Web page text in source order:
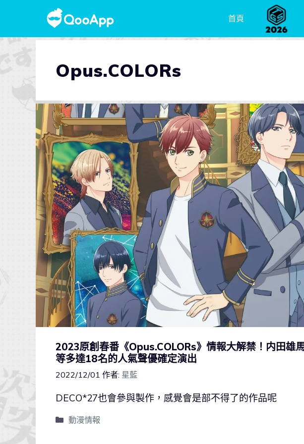
首頁
Opus.COLORs
2023原創春番《Opus.COLORs》情報大解禁！内田雄
等多達18名的人氣聲優確定演出
2022/12/01 作者: 星藍
DECO*27也會參與製作，感覺會是部不得了的作品呢
動漫情報